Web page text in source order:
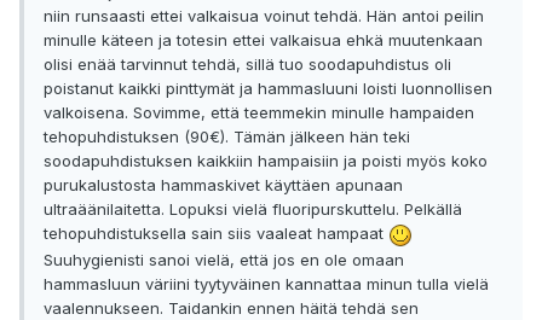
niin runsaasti ettei valkaisua voinut tehdä. Hän antoi peilin
minulle käteen ja totesin ettei valkaisua ehkä muutenkaan
olisi enää tarvinnut tehdä, sillä tuo soodapuhdistus oli
poistanut kaikki pinttymät ja hammasluuni loisti luonnollisen
valkoisena. Sovimme, että teemmekin minulle hampaiden
tehopuhdistuksen (90€). Tämän jälkeen hän teki
soodapuhdistuksen kaikkiin hampaisiin ja poisti myös koko
purukalustosta hammaskivet käyttäen apunaan
ultraäänilaitetta. Lopuksi vielä fluoripurskuttelu. Pelkällä
tehopuhdistuksella sain siis vaaleat hampaat
Suuhygienisti sanoi vielä, että jos en ole omaan
hammasluun väriini tyytyväinen kannattaa minun tulla vielä
vaalennukseen. Taidankin ennen häitä tehdä sen